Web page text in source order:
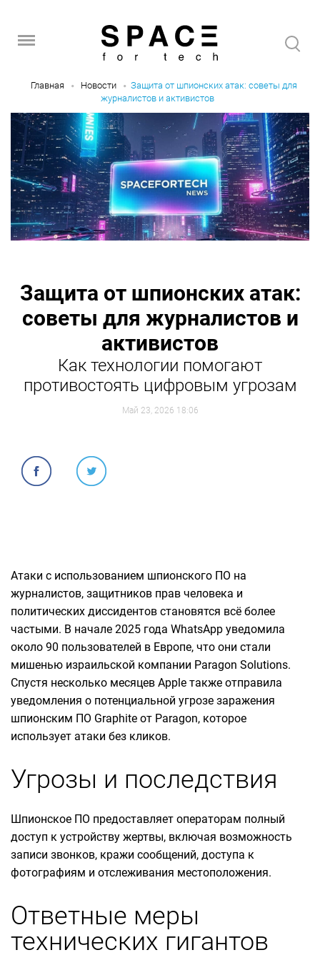
Главная Новости
Защита от шпионских атак: советы для
журналистов и активистов
Защита от шпионских атак:
советы для журналистов и
активистов
Как технологии помогают
противостоять цифровым угрозам
Май 23, 2026 18:06
Атаки с использованием шпионского ПО на
журналистов, защитников прав человека и
политических диссидентов становятся всё более
частыми. В начале 2025 года WhatsApp уведомила
около 90 пользователей в Европе, что они стали
мишенью израильской компании Paragon Solutions.
Спустя несколько месяцев Apple также отправила
уведомления о потенциальной угрозе заражения
шпионским ПО Graphite от Paragon, которое
использует атаки без кликов.
Угрозы и последствия
Шпионское ПО предоставляет операторам полный
доступ к устройству жертвы, включая возможность
записи звонков, кражи сообщений, доступа к
фотографиям и отслеживания местоположения.
Ответные меры
технических гигантов